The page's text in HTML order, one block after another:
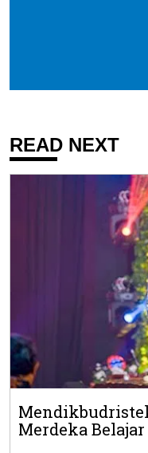
READ NEXT
Merdeka